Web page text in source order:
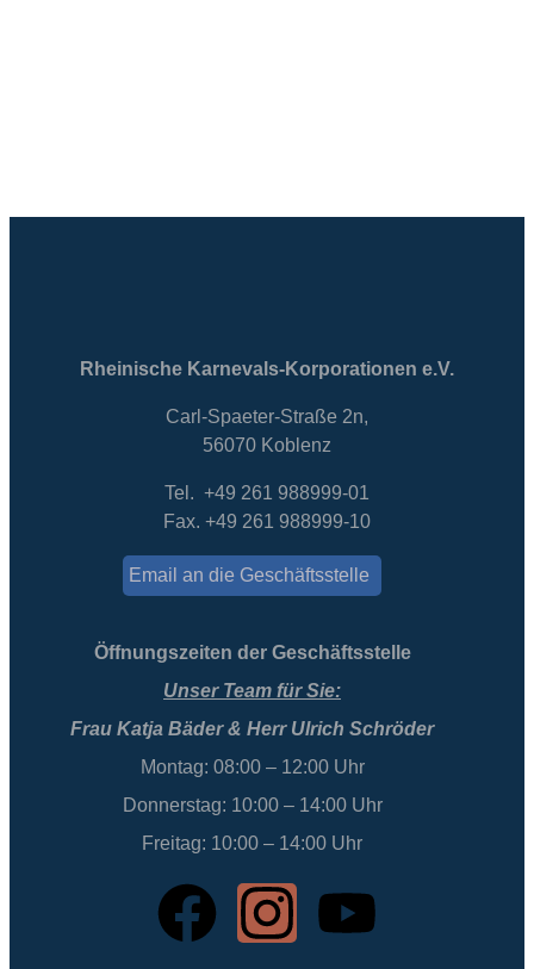
Rheinische Karnevals-Korporationen e.V.
Carl-Spaeter-Straße 2n,
56070 Koblenz
Tel. +49 261 988999-01
Fax. +49 261 988999-10
Email an die Geschäftsstelle
Öffnungszeiten der Geschäftsstelle
Unser Team für Sie:
Frau Katja Bäder & Herr Ulrich Schröder
Montag: 08:00 – 12:00 Uhr
Donnerstag: 10:00 – 14:00 Uhr
Freitag: 10:00 – 14:00 Uhr